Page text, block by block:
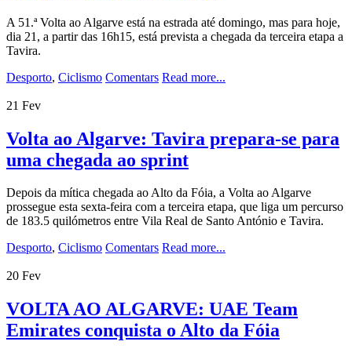
A 51.ª Volta ao Algarve está na estrada até domingo, mas para hoje,
dia 21, a partir das 16h15, está prevista a chegada da terceira etapa a
Tavira.
Desporto, Ciclismo Comentars Read more...
21 Fev
Volta ao Algarve: Tavira prepara-se para
uma chegada ao sprint
Depois da mítica chegada ao Alto da Fóia, a Volta ao Algarve
prossegue esta sexta-feira com a terceira etapa, que liga um percurso
de 183.5 quilómetros entre Vila Real de Santo António e Tavira.
Desporto, Ciclismo Comentars Read more...
20 Fev
VOLTA AO ALGARVE: UAE Team
Emirates conquista o Alto da Fóia